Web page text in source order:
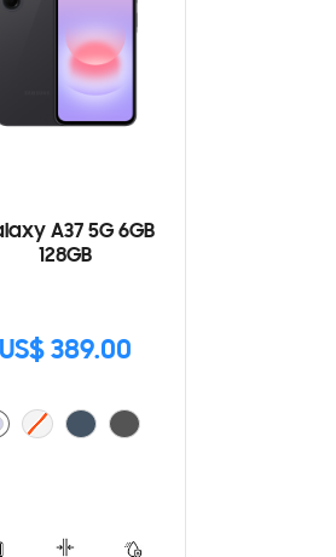
A37 5G 6GB
128GB
US$ 389.00